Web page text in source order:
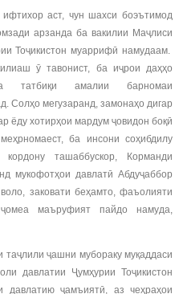
аст, чун шахси боэътимод
арзанда ба вакилии Маҷлиси
Тоҷикистон муаррифӣ намудаам.
ӯ тавонист, ба иҷрои даҳҳо
татбиқи амалии барномаи
Солҳо мегузаранд, замонаҳо дигар
ёду хотирҳои мардум ҷовидон боқӣ
ба инсони соҳибдилу
ташаббускор, Корманди
мукофотҳои давлатӣ Абдуҷаббор
заковати беҳамто, фаъолияти
маъруфият пайдо намуда,
ҷашни мубораку муқаддаси
давлатии Ҷумҳурии Тоҷикистон
давлатию ҷамъиятӣ, аз чеҳраҳои